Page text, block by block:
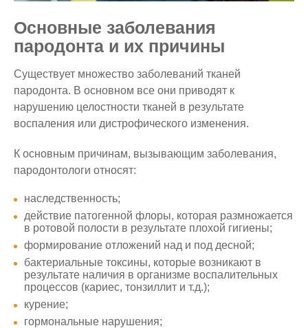
Основные заболевания
пародонта и их причины
Существует множество заболеваний тканей
пародонта. В основном все они приводят к
нарушению целостности тканей в результате
воспаления или дистрофического изменения.
К основным причинам, вызывающим заболевания,
пародонтологи относят:
наследственность;
действие патогенной флоры, которая размножается
в ротовой полости в результате плохой гигиены;
формирование отложений над и под десной;
бактериальные токсины, которые возникают в
результате наличия в организме воспалительных
процессов (кариес, тонзиллит и т.д.);
курение;
гормональные нарушения;